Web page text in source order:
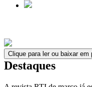
Clique para ler ou baixar em
Destaques